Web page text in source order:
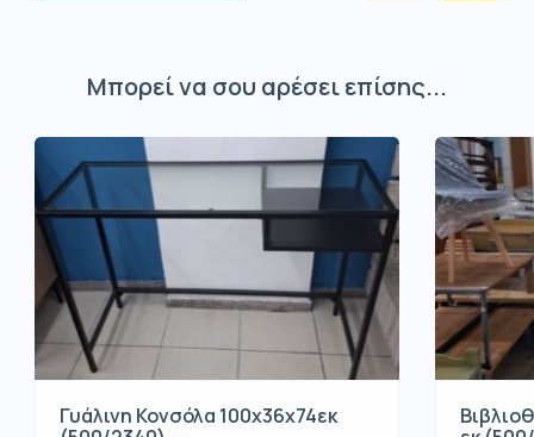
Μπορεί να σου αρέσει επίσης...
Γυάλινη Κονσόλα 100x36x74εκ